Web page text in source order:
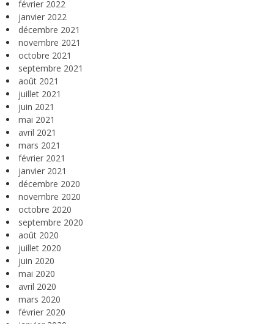
février 2022
janvier 2022
décembre 2021
novembre 2021
octobre 2021
septembre 2021
août 2021
juillet 2021
juin 2021
mai 2021
avril 2021
mars 2021
février 2021
janvier 2021
décembre 2020
novembre 2020
octobre 2020
septembre 2020
août 2020
juillet 2020
juin 2020
mai 2020
avril 2020
mars 2020
février 2020